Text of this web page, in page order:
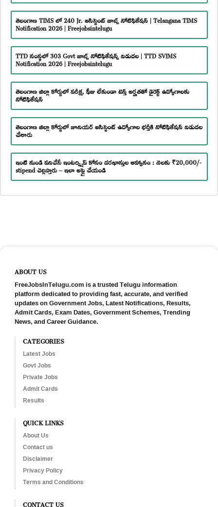
తెలంగాణ TIMS లో 240 Jr. అసిస్టెంట్ జాబ్స్ నోటిఫికేషన్ | Telangana TIMS
Notification 2026 | Freejobsintelugu
TTD సంస్థలో 303 Govt జాబ్స్ నోటిఫికేషన్స్ విడుదల | TTD SVIMS
Notification 2026 | Freejobsintelugu
తెలంగాణ జిల్లా కోర్టులో పరీక్ష, ఫీజు లేకుండా టెన్త్ అర్హతతో డైరెక్ట్ ఉద్యోగాలకు
నోటిఫికేషన్
తెలంగాణ జిల్లా కోర్టులో జూనియర్ అసిస్టెంట్ ఉద్యోగాల భర్తీకి నోటిఫికేషన్ విడుదల
చేశారు
ఇంటి నుండి పనిచేసే ఇంటర్న్షిప్ కోసం దరఖాస్తుల ఆహ్వానం : నెలకు ₹20,000/-
stipend చెల్లిస్తారు – ఇలా అప్లై చేయండి
ABOUT US
FreeJobsInTelugu.com is a trusted Telugu information
platform dedicated to providing fast, accurate, and verified
updates on Government Jobs, Latest Notifications, Results,
Admit Cards, Exam Dates, Government Schemes, Trending
News, and Career Guidance.
CATEGORIES
Latest Jobs
Govt Jobs
Private Jobs
Admit Cards
Results
QUICK LINKS
About Us
Contact us
Disclaimer
Privacy Policy
Terms and Conditions
CONTACT US